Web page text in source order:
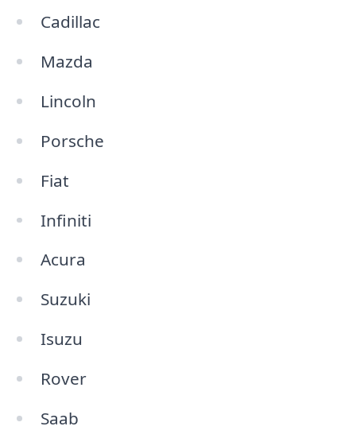
Cadillac
Mazda
Lincoln
Porsche
Fiat
Infiniti
Acura
Suzuki
Isuzu
Rover
Saab